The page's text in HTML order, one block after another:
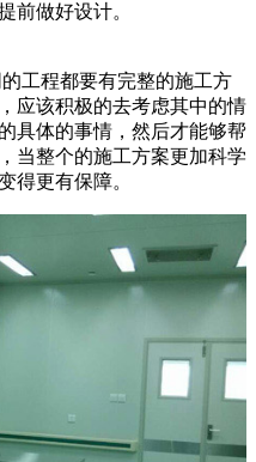
前做好设计。
工程都要有完整的施工方
应该积极的去考虑其中的情
具体的事情，然后才能够帮
当整个的施工方案更加科学
得更有保障。